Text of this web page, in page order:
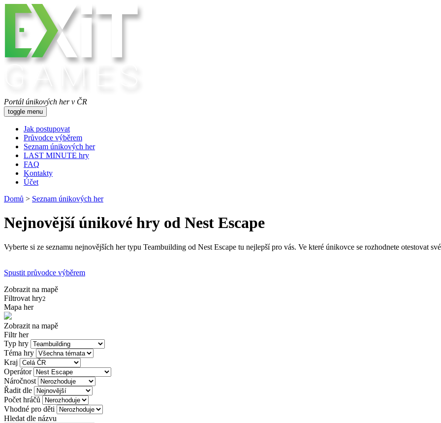
Portál únikových her v ČR
toggle menu
Jak postupovat
Průvodce výběrem
Seznam únikových her
LAST MINUTE hry
FAQ
Kontakty
Účet
Domů > Seznam únikových her
Nejnovější únikové hry od Nest Escape
Vyberte si ze seznamu nejnovějších her typu Teambuilding od Nest Escape tu nejlepší pro vás. Ve které únikovce se rozhodnete otestovat
Spustit průvodce výběrem
Zobrazit na mapě
Filtrovat hry2
Mapa her
Zobrazit na mapě
Filtr her
Typ hry
Téma hry
Kraj
Operátor
Náročnost
Řadit dle
Počet hráčů
Vhodné pro děti
Hledat dle názvu